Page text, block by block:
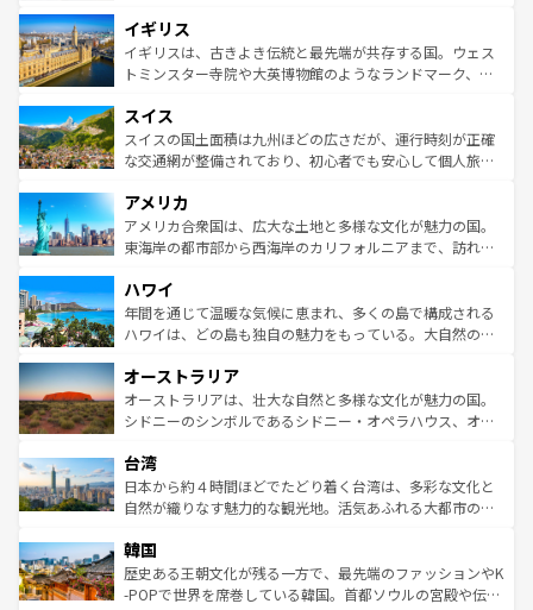
いる。シャンパンの発祥地であるランス、プロヴァンスの
香り高いラベンダー畑など、多彩な楽しみ方が可能だ。さ
らに、パリ以外の地域にも魅力が溢れており、どの街角に
れる地方に足を運ぶとそれぞれで全く異なる文化を体験で
きるだろう。 なお、新着のフランス情報はコンテンツ一覧
を参照してほしい。
顔を持つこの国は、どこを歩いても飽きることがない。ベ
ルリンの文化的活気、バイエルン州のアルプスの絶景、そ
してライン川沿いのワイン畑といった風景は必見。ビール
は、お酒好きな人にはぜひ体験してほしい。 なお、新着の
ドイツ情報はコンテンツ一覧を参照してほしい。
イギリス
イギリスは、古きよき伝統と最先端が共存する国。ウェス
トミンスター寺院や大英博物館のようなランドマーク、歴
リアごとに異なる魅力がある。また、優雅なアフタヌーン
ティー、ビール好きにはたまらない英国パブ、サッカー観
戦など、本場だからこそできる体験も豊富。イギリスを旅
ンツ一覧を参照してほしい。
スイス
スイスの国土面積は九州ほどの広さだが、運行時刻が正確
な交通網が整備されており、初心者でも安心して個人旅行
の建物がそのまま残る町や、スイスならではのユニークな
博物館もあり、アルプス観光だけでなく町歩きも満喫する
ことができる。国民の所得が高いため物価も高いが、旅行
ば市内交通費無料で観光を楽しむこともできる。 なお、新
着のスイス情報はコンテンツ一覧 を参照してほしい。
アメリカ
アメリカ合衆国は、広大な土地と多様な文化が魅力の国。
東海岸の都市部から西海岸のカリフォルニアまで、訪れる
のような巨大都市は、観光、ショッピング、エンターテイ
ンメントが詰まった刺激的なスポットだ。一方、アメリカ
西部には大自然が広がり、グランドキャニオンやイエロー
部のニューオーリンズでは、音楽と美食が融合した独特の
文化が魅力。旅行者はアメリカの各地域で異なる魅力を楽
しみながら、その多様性と豊かな歴史を感じることができ
ならではの贅沢な旅のスタイルだ。 なお、新着のアメリカ
情報はコンテンツ一覧を参照してほしい。
ハワイ
年間を通じて温暖な気候に恵まれ、多くの島で構成される
ハワイは、どの島も独自の魅力をもっている。大自然の神
ワイ島は見逃せない。また、定番の観光地といえばオアフ
島だが、静かな自然を求めるならマウイ島やカウアイ島が
おすすめ。エメラルドグリーンに輝く海をはじめ、豊かな
れるおもてなしの心で訪れる人々を迎えてくれるハワイの
人々、おいしいローカルフードやハワイアンミュージッ
ク、伝統的なフラダンスなど、すべてがハワイの魅力を彩
ワイを、存分に味わってほしい。 なお、新着のハワイ情報
はコンテンツ一覧を参照してほしい。
オーストラリア
オーストラリアは、壮大な自然と多様な文化が魅力の国。
シドニーのシンボルであるシドニー・オペラハウス、オー
リアリーフや大陸中央部にそびえるウルル（エアーズロッ
ク）、タスマニアの美しい原生林やケアンズの熱帯雨林な
ど、見どころがたくさん。また、カフェやワイン、オージ
いる。アクティビティも充実しており、サーフィンやダイ
ビング、ハイキングなど、アウトドア好きにはたまらな
い。オーストラリアの多彩な魅力を存分に味わいつくそ
台湾
日本から約４時間ほどでたどり着く台湾は、多彩な文化と
自然が織りなす魅力的な観光地。活気あふれる大都市の台
ン）、静ひつな山岳地帯である台湾東部など、都市の喧騒
と山間の静けさが共存しており、訪れる人に新しい発見と
驚きをもたらしてくれる。また、奥深い台湾の食文化も魅
韓国
歴史ある王朝文化が残る一方で、最先端のファッションやK
-POPで世界を席巻している韓国。首都ソウルの宮殿や伝統